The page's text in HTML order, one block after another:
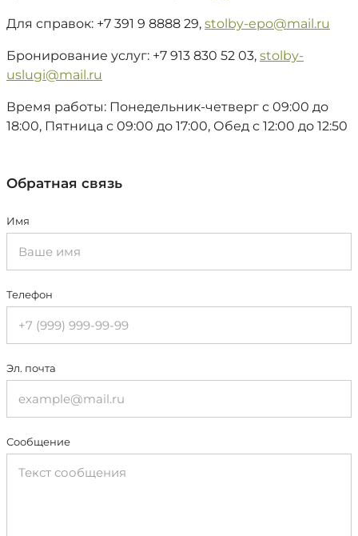
Для справок: +7 391 9 8888 29, stolby-epo@mail.ru
Бронирование услуг: +7 913 830 52 03, stolby-
uslugi@mail.ru
Время работы: Понедельник-четверг с 09:00 до
18:00, Пятница с 09:00 до 17:00, Обед с 12:00 до 12:50
Обратная связь
Имя
Телефон
Эл. почта
Сообщение